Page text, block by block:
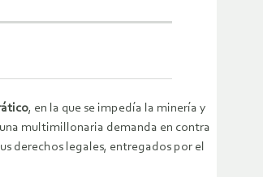
, en la que se impedía la minería y
multimillonaria demanda en contra
derechos legales, entregados por el